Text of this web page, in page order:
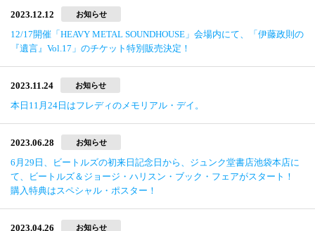
2023.12.12 お知らせ
12/17開催「HEAVY METAL SOUNDHOUSE」会場内にて、「伊藤政則の
『遺言』Vol.17」のチケット特別販売決定！
2023.11.24 お知らせ
本日11月24日はフレディのメモリアル・デイ。
2023.06.28 お知らせ
6月29日、ビートルズの初来日記念日から、ジュンク堂書店池袋本店に
て、ビートルズ＆ジョージ・ハリスン・ブック・フェアがスタート！
購入特典はスペシャル・ポスター！
2023.04.26 お知らせ